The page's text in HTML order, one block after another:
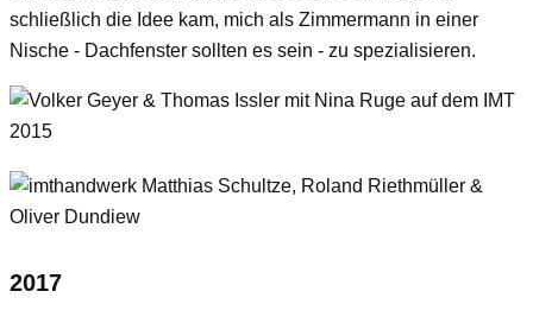
schließlich die Idee kam, mich als Zimmermann in einer
Nische - Dachfenster sollten es sein - zu spezialisieren.
2017